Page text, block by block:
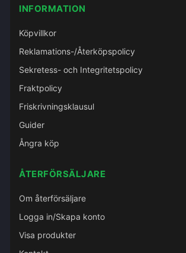
INFORMATION
Köpvillkor
Reklamations-/Återköpspolicy
Sekretess- och Integritetspolicy
Fraktpolicy
Friskrivningsklausul
Guider
Ångra köp
ÅTERFÖRSÄLJARE
Om återförsäljare
Logga in/Skapa konto
Visa produkter